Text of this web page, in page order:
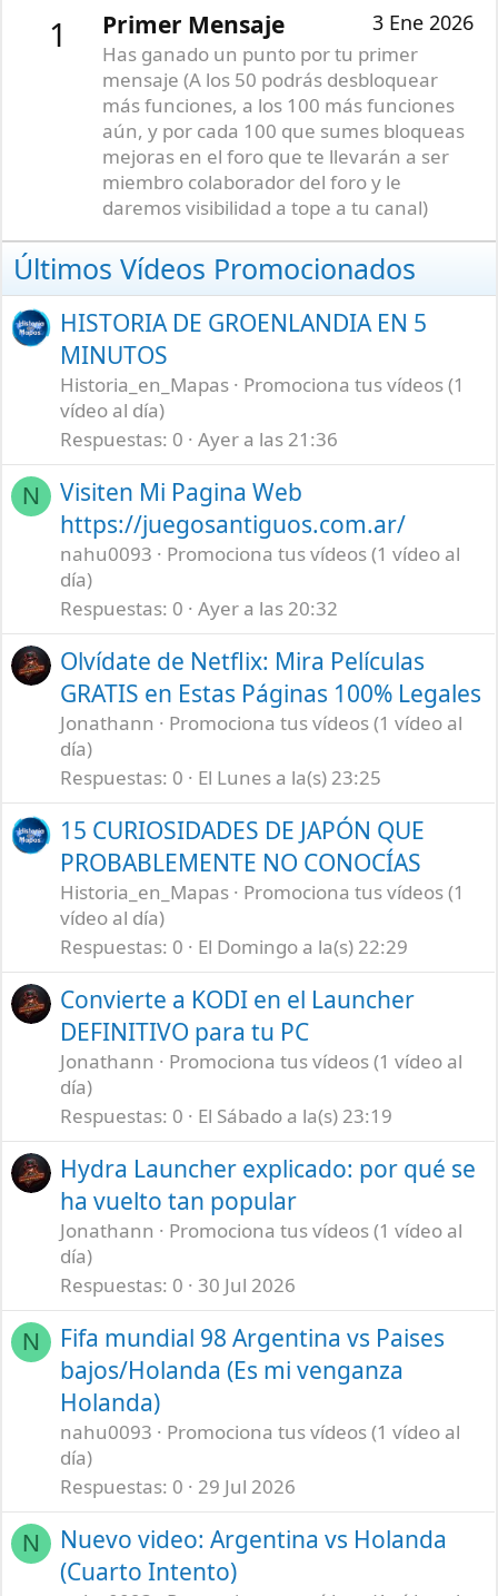
1 3 Ene 2026
Primer Mensaje
Has ganado un punto por tu primer
mensaje (A los 50 podrás desbloquear
más funciones, a los 100 más funciones
aún, y por cada 100 que sumes bloqueas
mejoras en el foro que te llevarán a ser
miembro colaborador del foro y le
daremos visibilidad a tope a tu canal)
Últimos Vídeos Promocionados
HISTORIA DE GROENLANDIA EN 5
MINUTOS
Historia_en_Mapas
Promociona tus vídeos (1
vídeo al día)
Respuestas 0 Ayer a las 21:36
N
Visiten Mi Pagina Web
https://juegosantiguos.com.ar/
nahu0093
Promociona tus vídeos (1 vídeo al
día)
Respuestas 0 Ayer a las 20:32
Olvídate de Netflix: Mira Películas
GRATIS en Estas Páginas 100% Legales
Jonathann
Promociona tus vídeos (1 vídeo al
día)
Respuestas 0 El Lunes a la(s) 23:25
15 CURIOSIDADES DE JAPÓN QUE
PROBABLEMENTE NO CONOCÍAS
Historia_en_Mapas
Promociona tus vídeos (1
vídeo al día)
Respuestas 0 El Domingo a la(s) 22:29
Convierte a KODI en el Launcher
DEFINITIVO para tu PC
Jonathann
Promociona tus vídeos (1 vídeo al
día)
Respuestas 0 El Sábado a la(s) 23:19
Hydra Launcher explicado: por qué se
ha vuelto tan popular
Jonathann
Promociona tus vídeos (1 vídeo al
día)
Respuestas 0 30 Jul 2026
N
Fifa mundial 98 Argentina vs Paises
bajos/Holanda (Es mi venganza
Holanda)
nahu0093
Promociona tus vídeos (1 vídeo al
día)
Respuestas 0 29 Jul 2026
N
Nuevo video: Argentina vs Holanda
(Cuarto Intento)